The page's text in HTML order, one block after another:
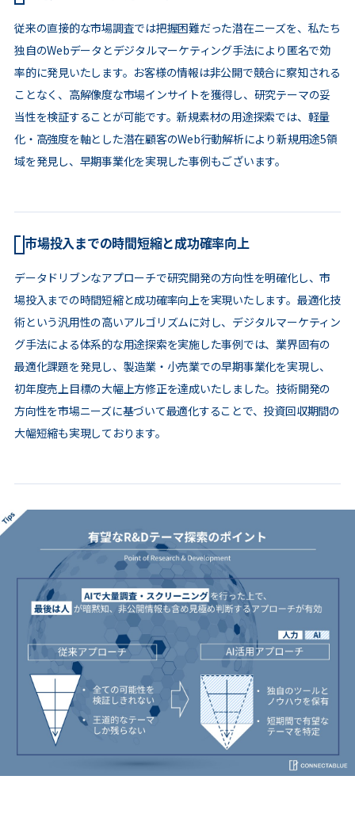
従来の直接的な市場調査では把握困難だった潜在ニーズを、私たち
独自のWebデータとデジタルマーケティング手法により匿名で効
率的に発見いたします。お客様の情報は非公開で競合に察知される
ことなく、高解像度な市場インサイトを獲得し、研究テーマの妥
当性を検証することが可能です。新規素材の用途探索では、軽量
化・高強度を軸とした潜在顧客のWeb行動解析により新規用途5領
域を発見し、早期事業化を実現した事例もございます。
市場投入までの時間短縮と成功確率向上
データドリブンなアプローチで研究開発の方向性を明確化し、市
場投入までの時間短縮と成功確率向上を実現いたします。最適化技
術という汎用性の高いアルゴリズムに対し、デジタルマーケティン
グ手法による体系的な用途探索を実施した事例では、業界固有の
最適化課題を発見し、製造業・小売業での早期事業化を実現し、
初年度売上目標の大幅上方修正を達成いたしました。技術開発の
方向性を市場ニーズに基づいて最適化することで、投資回収期間の
大幅短縮も実現しております。